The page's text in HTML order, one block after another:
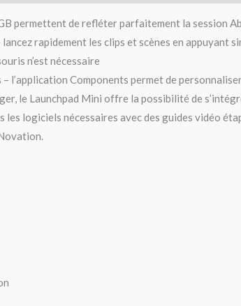
permettent de refléter parfaitement la session
rapidement les clips et scènes en appuyant
n’est nécessaire
l’application Components permet de
le Launchpad Mini offre la possibilité de
les logiciels nécessaires avec des guides vidéo